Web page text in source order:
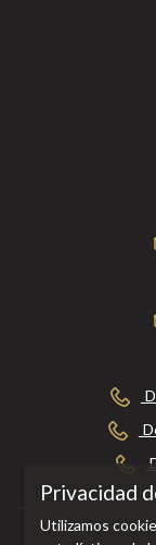
Privacidad
Utilizamos